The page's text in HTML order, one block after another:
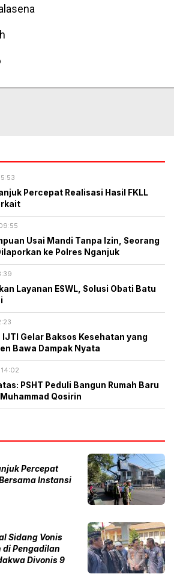
Percepat Realisasi Hasil FKLL
Usai Mandi Tanpa Izin, Seorang
ke Polres Nganjuk
Layanan ESWL, Solusi Obati Batu
IJTI Gelar Baksos Kesehatan yang
Bawa Dampak Nyata
PSHT Peduli Bangun Rumah Baru
Qosirin
Percepat
Instansi
Sidang Vonis
di Pengadilan
Divonis 9